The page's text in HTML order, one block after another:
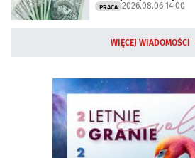
PRACA 2026.08.06 14:00
WIĘCEJ WIADOMOŚCI